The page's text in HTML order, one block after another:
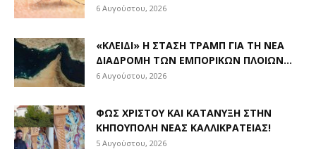
6 Αυγούστου, 2026
«ΚΛΕΙΔΊ» Η ΣΤΆΣΗ ΤΡΑΜΠ ΓΙΑ ΤΗ ΝΈΑ
ΔΙΑΔΡΟΜΉ ΤΩΝ ΕΜΠΟΡΙΚΏΝ ΠΛΟΊΩΝ...
6 Αυγούστου, 2026
ΦΩΣ ΧΡΙΣΤΟΎ ΚΑΙ ΚΑΤΆΝΥΞΗ ΣΤΗΝ
ΚΗΠΟΎΠΟΛΗ ΝΈΑΣ ΚΑΛΛΙΚΡΆΤΕΙΑΣ!
5 Αυγούστου, 2026